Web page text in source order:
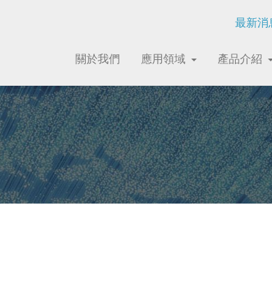
最新消
關於我們 應用領域 產品介紹